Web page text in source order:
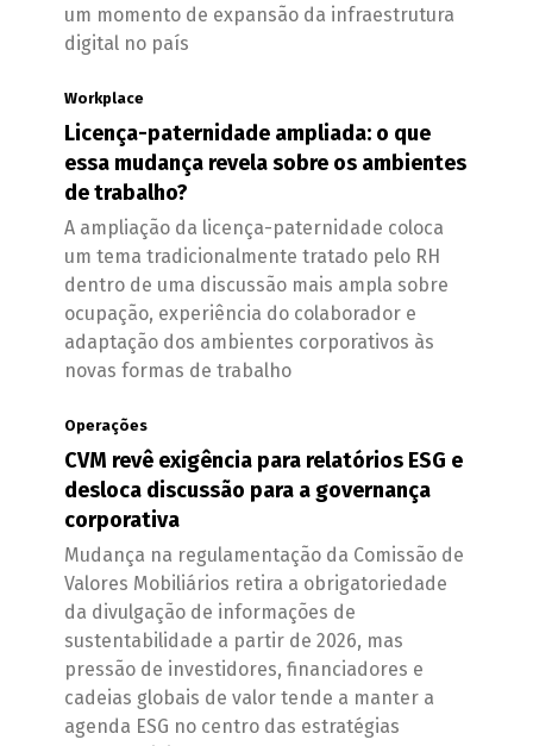
um momento de expansão da infraestrutura
digital no país
Workplace
Licença-paternidade ampliada: o que
essa mudança revela sobre os ambientes
de trabalho?
A ampliação da licença-paternidade coloca
um tema tradicionalmente tratado pelo RH
dentro de uma discussão mais ampla sobre
ocupação, experiência do colaborador e
adaptação dos ambientes corporativos às
novas formas de trabalho
Operações
CVM revê exigência para relatórios ESG e
desloca discussão para a governança
corporativa
Mudança na regulamentação da Comissão de
Valores Mobiliários retira a obrigatoriedade
da divulgação de informações de
sustentabilidade a partir de 2026, mas
pressão de investidores, financiadores e
cadeias globais de valor tende a manter a
agenda ESG no centro das estratégias